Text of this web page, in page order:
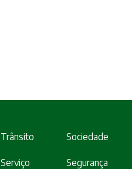
Trânsito Sociedade
Serviço
Segurança